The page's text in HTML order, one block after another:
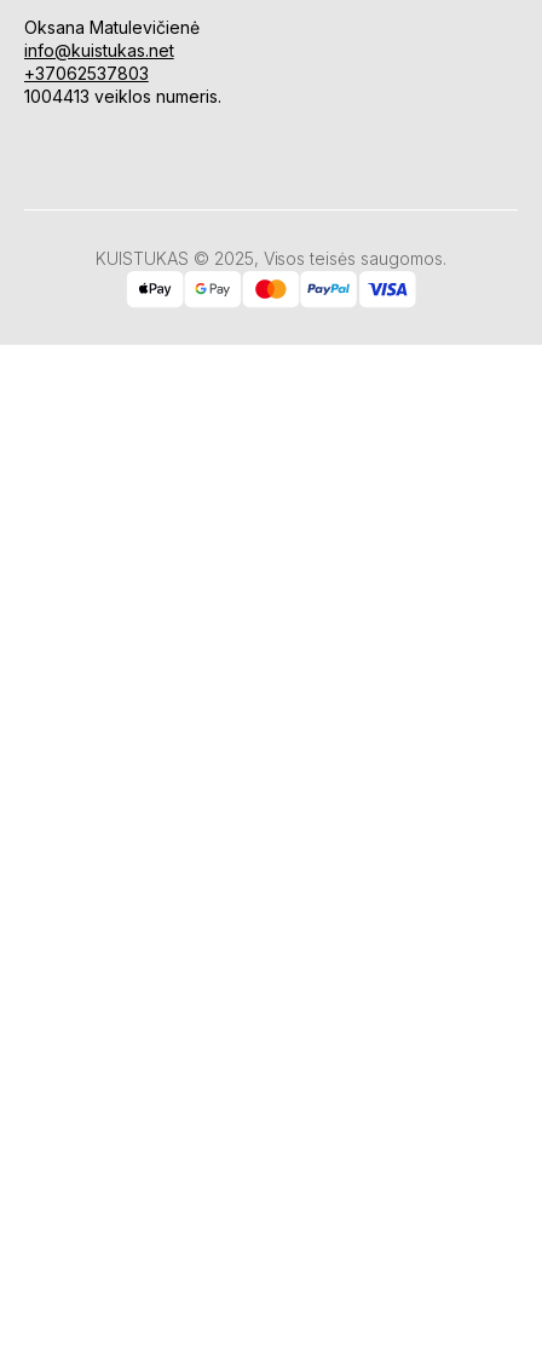
Oksana Matulevičienė
info@kuistukas.net
+37062537803
1004413 veiklos numeris.
KUISTUKAS © 2025, Visos teisės saugomos.